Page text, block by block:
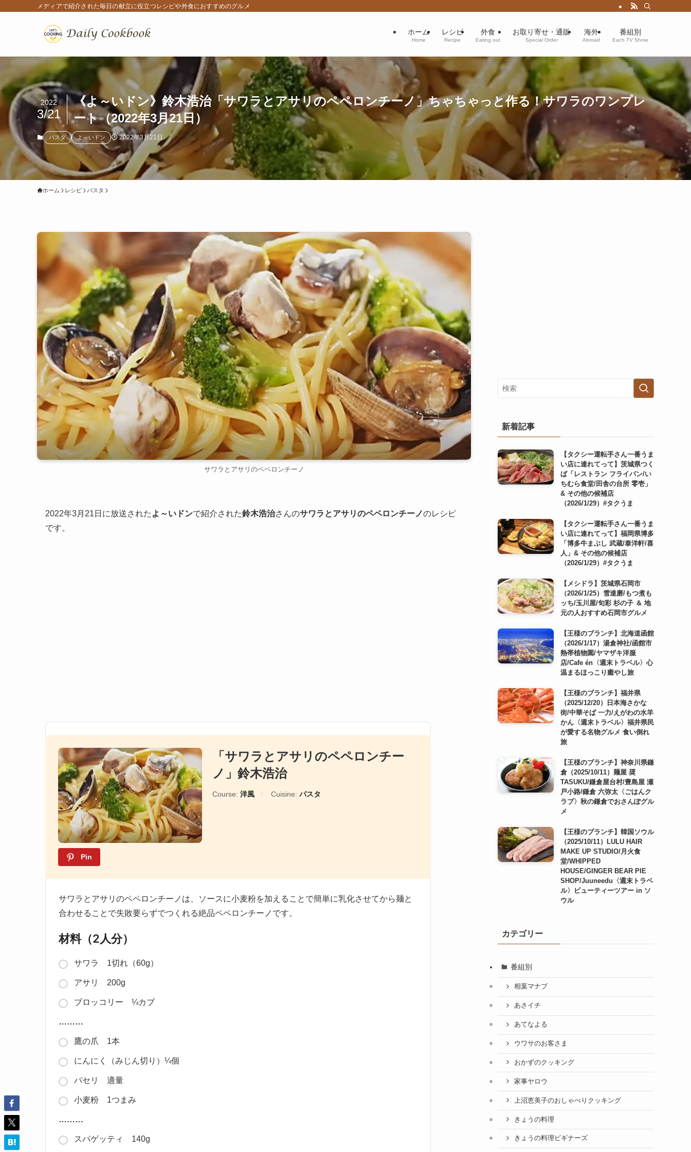
メディアで紹介された毎日の献立に役立つレシピや外食におすすめのグルメ
ホーム
Home
レシピ
Recipe
外食
Eating out
お取り寄せ・通販
Special Order
海外
Abroad
番組別
Each TV Show
《よ～いドン》鈴木浩治「サワラとアサリのペペロンチーノ」ちゃちゃっと作る！サワラのワンプレ
ート（2022年3月21日）
2022
3/21
パスタ よ～いドン 2022年3月21日
ホーム レシピ パスタ
サワラとアサリのペペロンチーノ
2022年3月21日に放送された よ～いドンで紹介された鈴木浩治さんのサワラとアサリのペペロンチーノのレシピ
です。
Pin
「サワラとアサリのペペロンチー
ノ」鈴木浩治
Course: 洋風 Cuisine: パスタ
サワラとアサリのペペロンチーノは、ソースに小麦粉を加えることで簡単に乳化させてから麺と
合わせることで失敗要らずでつくれる絶品ペペロンチーノです。
材料（2人分）
サワラ 1切れ（60g）
アサリ 200g
ブロッコリー ¼カブ
………
鷹の爪 1本
にんにく（みじん切り）¼個
パセリ 適量
小麦粉 1つまみ
………
スパゲッティ 140g
新着記事
【タクシー運転手さん一番うま
い店に連れてって】茨城県つく
ば「レストラン フライパン/い
ちむら食堂/田舎の台所 零壱」
& その他の候補店
（2026/1/29）#タクうま
【タクシー運転手さん一番うま
い店に連れてって】福岡県博多
「博多牛まぶし 武蔵/泰洋軒/喜
人」& その他の候補店
（2026/1/29）#タクうま
【メシドラ】茨城県石岡市
（2026/1/25）雪達磨/もつ煮も
ッち/玉川屋/旬彩 杉の子 ＆ 地
元の人おすすめ石岡市グルメ
【王様のブランチ】北海道函館
（2026/1/17）湯倉神社/函館市
熱帯植物園/ヤマザキ洋服
店/Cafe én〈週末トラベル〉心
温まるほっこり癒やし旅
【王様のブランチ】福井県
（2025/12/20）日本海さかな
街/中華そば 一力/えがわの水羊
かん〈週末トラベル〉福井県民
が愛する名物グルメ 食い倒れ
旅
【王様のブランチ】神奈川県鎌
倉（2025/10/11）麺屋 奨
TASUKU/鎌倉屋台村/豊島屋 瀬
戸小路/鎌倉 六弥太〈ごはんク
ラブ〉秋の鎌倉でおさんぽグル
メ
【王様のブランチ】韓国ソウル
（2025/10/11）LULU HAIR
MAKE UP STUDIO/月火食
堂/WHIPPED
HOUSE/GINGER BEAR PIE
SHOP/Juuneedu〈週末トラベ
ル〉ビューティーツアー in ソ
ウル
カテゴリー
番組別
相葉マナブ
あさイチ
あてなよる
ウワサのお客さま
おかずのクッキング
家事ヤロウ
上沼恵美子のおしゃべりクッキング
きょうの料理
きょうの料理ビギナーズ